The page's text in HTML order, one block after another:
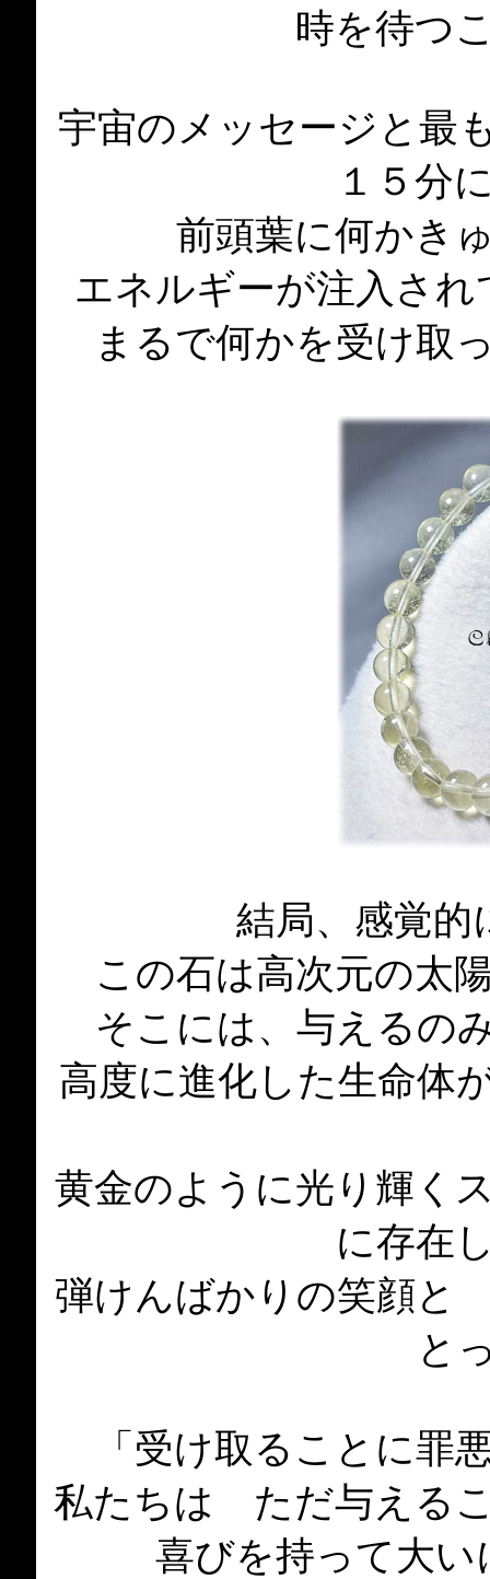
時を待つ
宇宙のメッセージと最
１５分
前頭葉に何かき
エネルギーが注入さ
まるで何かを受け取
結局、感覚
この石は高次元の太
そこには、与えるの
高度に進化した生命体
黄金のように光り輝く
に存在
弾けんばかりの笑顔と
と
「受け取ることに罪
私たちは ただ与える
喜びを持って大